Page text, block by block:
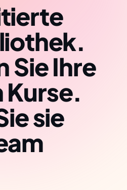
Sie Ihre
Kurse.
sie